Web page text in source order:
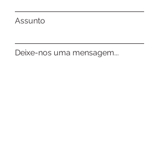
Assunto
Deixe-nos uma mensagem...